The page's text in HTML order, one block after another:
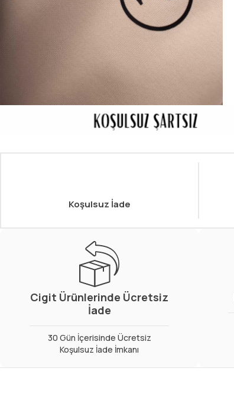
Koşulsuz İade
Cigit Ürünlerinde Ücretsiz
İade
30 Gün İçerisinde Ücretsiz
Koşulsuz İade İmkanı